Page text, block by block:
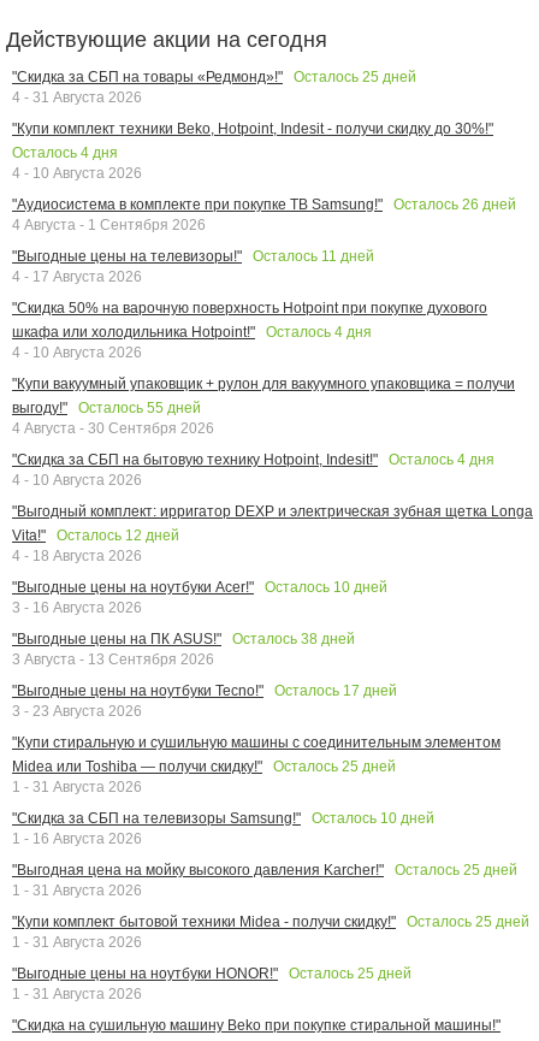
Действующие акции на сегодня
"Скидка за СБП на товары «Редмонд»!" Осталось 25 дней
4 - 31 Августа 2026
"Купи комплект техники Beko, Hotpoint, Indesit - получи скидку до 30%!"
Осталось 4 дня
4 - 10 Августа 2026
"Аудиосистема в комплекте при покупке ТВ Samsung!"
Осталось 26 дней
4 Августа - 1 Сентября 2026
"Выгодные цены на телевизоры!"
Осталось 11 дней
4 - 17 Августа 2026
"Скидка 50% на варочную поверхность Hotpoint при покупке духового
шкафа или холодильника Hotpoint!"
Осталось 4 дня
4 - 10 Августа 2026
"Купи вакуумный упаковщик + рулон для вакуумного упаковщика = получи
выгоду!"
Осталось 55 дней
4 Августа - 30 Сентября 2026
"Скидка за СБП на бытовую технику Hotpoint, Indesit!"
Осталось 4 дня
4 - 10 Августа 2026
"Выгодный комплект: ирригатор DEXP и электрическая зубная щетка Longa
Vita!"
Осталось 12 дней
4 - 18 Августа 2026
"Выгодные цены на ноутбуки Acer!"
Осталось 10 дней
3 - 16 Августа 2026
"Выгодные цены на ПК ASUS!"
Осталось 38 дней
3 Августа - 13 Сентября 2026
"Выгодные цены на ноутбуки Tecno!"
Осталось 17 дней
3 - 23 Августа 2026
"Купи стиральную и сушильную машины с соединительным элементом
Midea или Toshiba — получи скидку!"
Осталось 25 дней
1 - 31 Августа 2026
"Скидка за СБП на телевизоры Samsung!"
Осталось 10 дней
1 - 16 Августа 2026
"Выгодная цена на мойку высокого давления Karcher!"
Осталось 25 дней
1 - 31 Августа 2026
"Купи комплект бытовой техники Midea - получи скидку!"
Осталось 25 дней
1 - 31 Августа 2026
"Выгодные цены на ноутбуки HONOR!"
Осталось 25 дней
1 - 31 Августа 2026
"Скидка на сушильную машину Beko при покупке стиральной машины!"